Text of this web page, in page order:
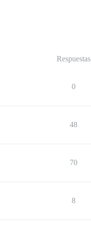
Respuestas
0
48
70
8